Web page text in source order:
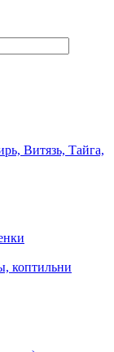
Витязь, Тайга,
коптильни